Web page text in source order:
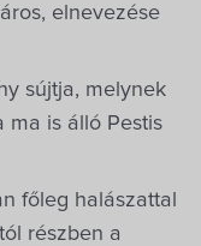
elnevezése
sújtja, melynek
ma is álló Pestis
főleg halászattal
részben a